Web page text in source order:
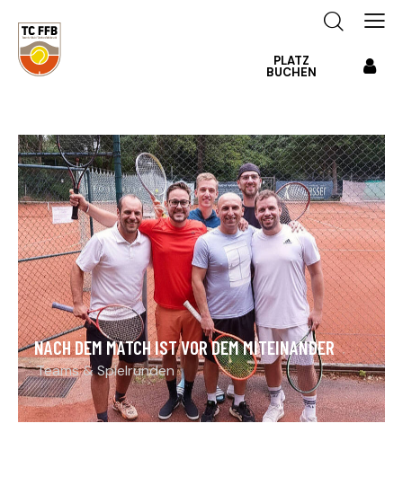
PLATZ
BUCHEN
NACH DEM MATCH IST VOR DEM MITEINANDER
Teams & Spielrunden